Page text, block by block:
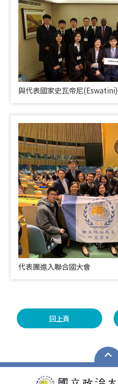
與代表國家史瓦帝尼(Eswatini)
代表團進入聯合國大會
回上頁